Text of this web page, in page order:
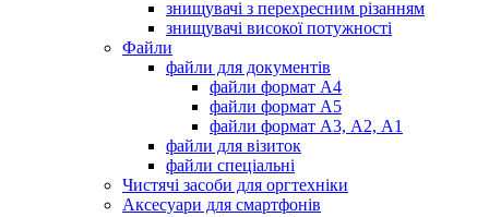
знищувачі з перехресним різанням
знищувачі високої потужності
Файли
файли для документів
файли формат А4
файли формат А5
файли формат А3, А2, А1
файли для візиток
файли спеціальні
Чистячі засоби для оргтехніки
Аксесуари для смартфонів